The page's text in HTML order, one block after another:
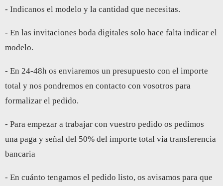
- Indicanos el modelo y la cantidad que necesitas.
- En las invitaciones boda digitales solo hace falta indicar el
modelo.
- En 24-48h os enviaremos un presupuesto con el importe
total y nos pondremos en contacto con vosotros para
formalizar el pedido.
- Para empezar a trabajar con vuestro pedido os pedimos
una paga y señal del 50% del importe total vía transferencia
bancaria
- En cuánto tengamos el pedido listo, os avisamos para que